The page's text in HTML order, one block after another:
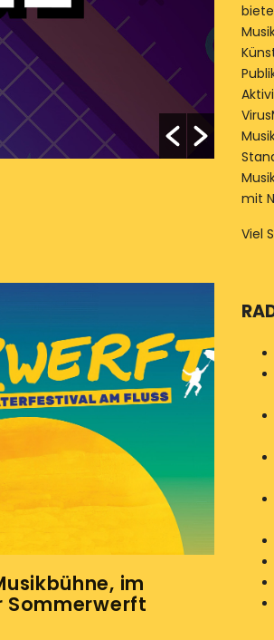
den 31.07.2026 (anstelle backspace)
radio...
im
Sommerwerft
mit
Viel